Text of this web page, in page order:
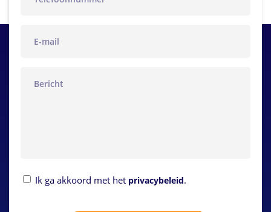
Privacybeleid
Ik ga akkoord met het privacybeleid.